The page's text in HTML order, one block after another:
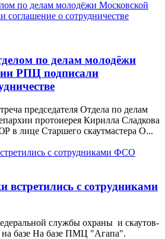
по делам молодёжи
РПЦ подписали
председателя Отдела по делам
протоиерея Кирилла Сладкова
в лице Старшего скаутмастера О...
встретились с сотрудниками
службы охраны и скаутов-
на базе На базе ПМЦ "Агапа".